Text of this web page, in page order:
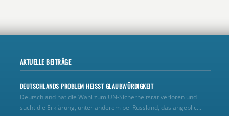
AKTUELLE BEITRÄGE
DEUTSCHLANDS PROBLEM HEISST GLAUBWÜRDIGKEIT
Deutschland hat die Wahl zum UN‑Sicherheitsrat verloren und
sucht die Erklärung, unter anderem bei Russland, das angeblic...